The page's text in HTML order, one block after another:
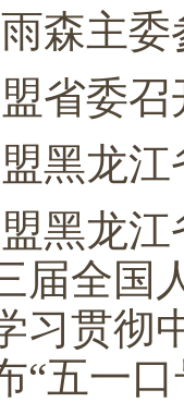
森主
省委
黑龙
黑龙
届全国
习贯彻
“五一